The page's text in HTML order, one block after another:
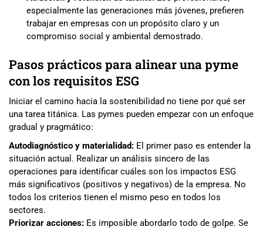
especialmente las generaciones más jóvenes, prefieren
trabajar en empresas con un propósito claro y un
compromiso social y ambiental demostrado.
Pasos prácticos para alinear una pyme
con los requisitos ESG
Iniciar el camino hacia la sostenibilidad no tiene por qué ser
una tarea titánica. Las pymes pueden empezar con un enfoque
gradual y pragmático:
Autodiagnóstico y materialidad: El primer paso es entender la
situación actual. Realizar un análisis sincero de las
operaciones para identificar cuáles son los impactos ESG
más significativos (positivos y negativos) de la empresa. No
todos los criterios tienen el mismo peso en todos los
sectores.
Priorizar acciones: Es imposible abordarlo todo de golpe. Se